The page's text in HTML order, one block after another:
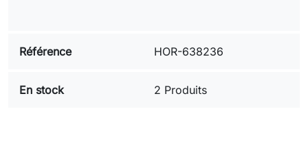
Référence HOR-638236
En stock 2 Produits